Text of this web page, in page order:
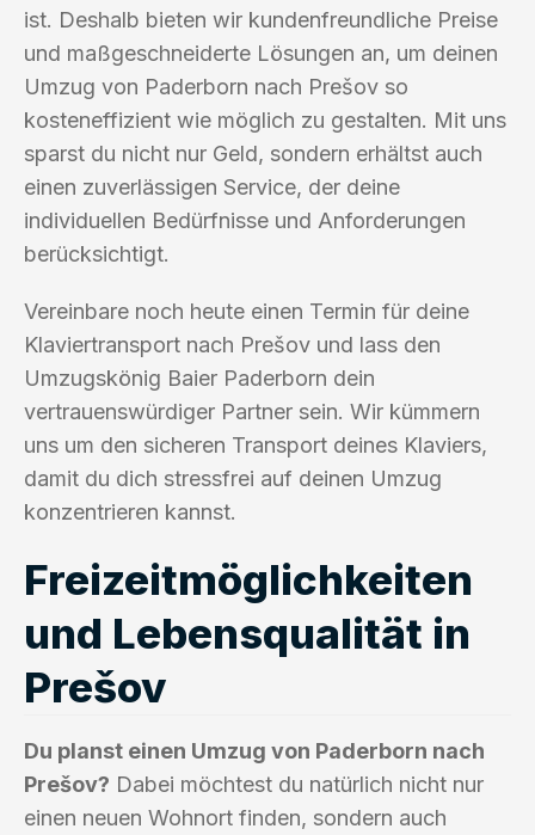
ist. Deshalb bieten wir kundenfreundliche Preise
und maßgeschneiderte Lösungen an, um deinen
Umzug von Paderborn nach Prešov so
kosteneffizient wie möglich zu gestalten. Mit uns
sparst du nicht nur Geld, sondern erhältst auch
einen zuverlässigen Service, der deine
individuellen Bedürfnisse und Anforderungen
berücksichtigt.
Vereinbare noch heute einen Termin für deine
Klaviertransport nach Prešov und lass den
Umzugskönig Baier Paderborn dein
vertrauenswürdiger Partner sein. Wir kümmern
uns um den sicheren Transport deines Klaviers,
damit du dich stressfrei auf deinen Umzug
konzentrieren kannst.
Freizeitmöglichkeiten
und Lebensqualität in
Prešov
Du planst einen Umzug von Paderborn nach
Prešov? Dabei möchtest du natürlich nicht nur
einen neuen Wohnort finden, sondern auch